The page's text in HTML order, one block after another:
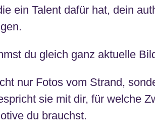
ein Talent dafür hat, dein
du gleich ganz aktuelle
nur Fotos vom Strand,
sie mit dir, für welche
du brauchst.